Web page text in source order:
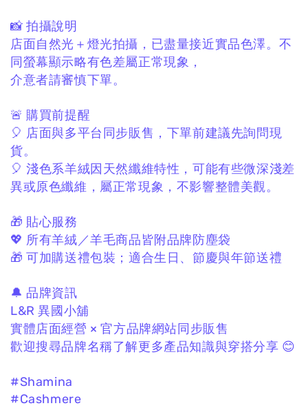
📸 拍攝說明
店面自然光＋燈光拍攝， 已盡量接近實品色澤。 不
同螢幕顯示略有色差屬正常現象，
介意者請審慎下單。
🚨 購買前提醒
🎈 店面與多平台同步販售， 下單前建議先詢問現
貨。
🎈 淺色系羊絨因天然纖維特性，可能有些微深淺差
異或原色纖維， 屬正常現象，不影響整體美觀。
🎁 貼心服務
💖 所有羊絨／羊毛商品皆附品牌防塵袋
🎁 可加購送禮包裝； 適合生日、節慶與年節送禮
🔔 品牌資訊
L&R 異國小舖
實體店面經營 × 官方品牌網站同步販售
歡迎搜尋品牌名稱了解更多產品知識與穿搭分享 😊
#Shamina
#Cashmere